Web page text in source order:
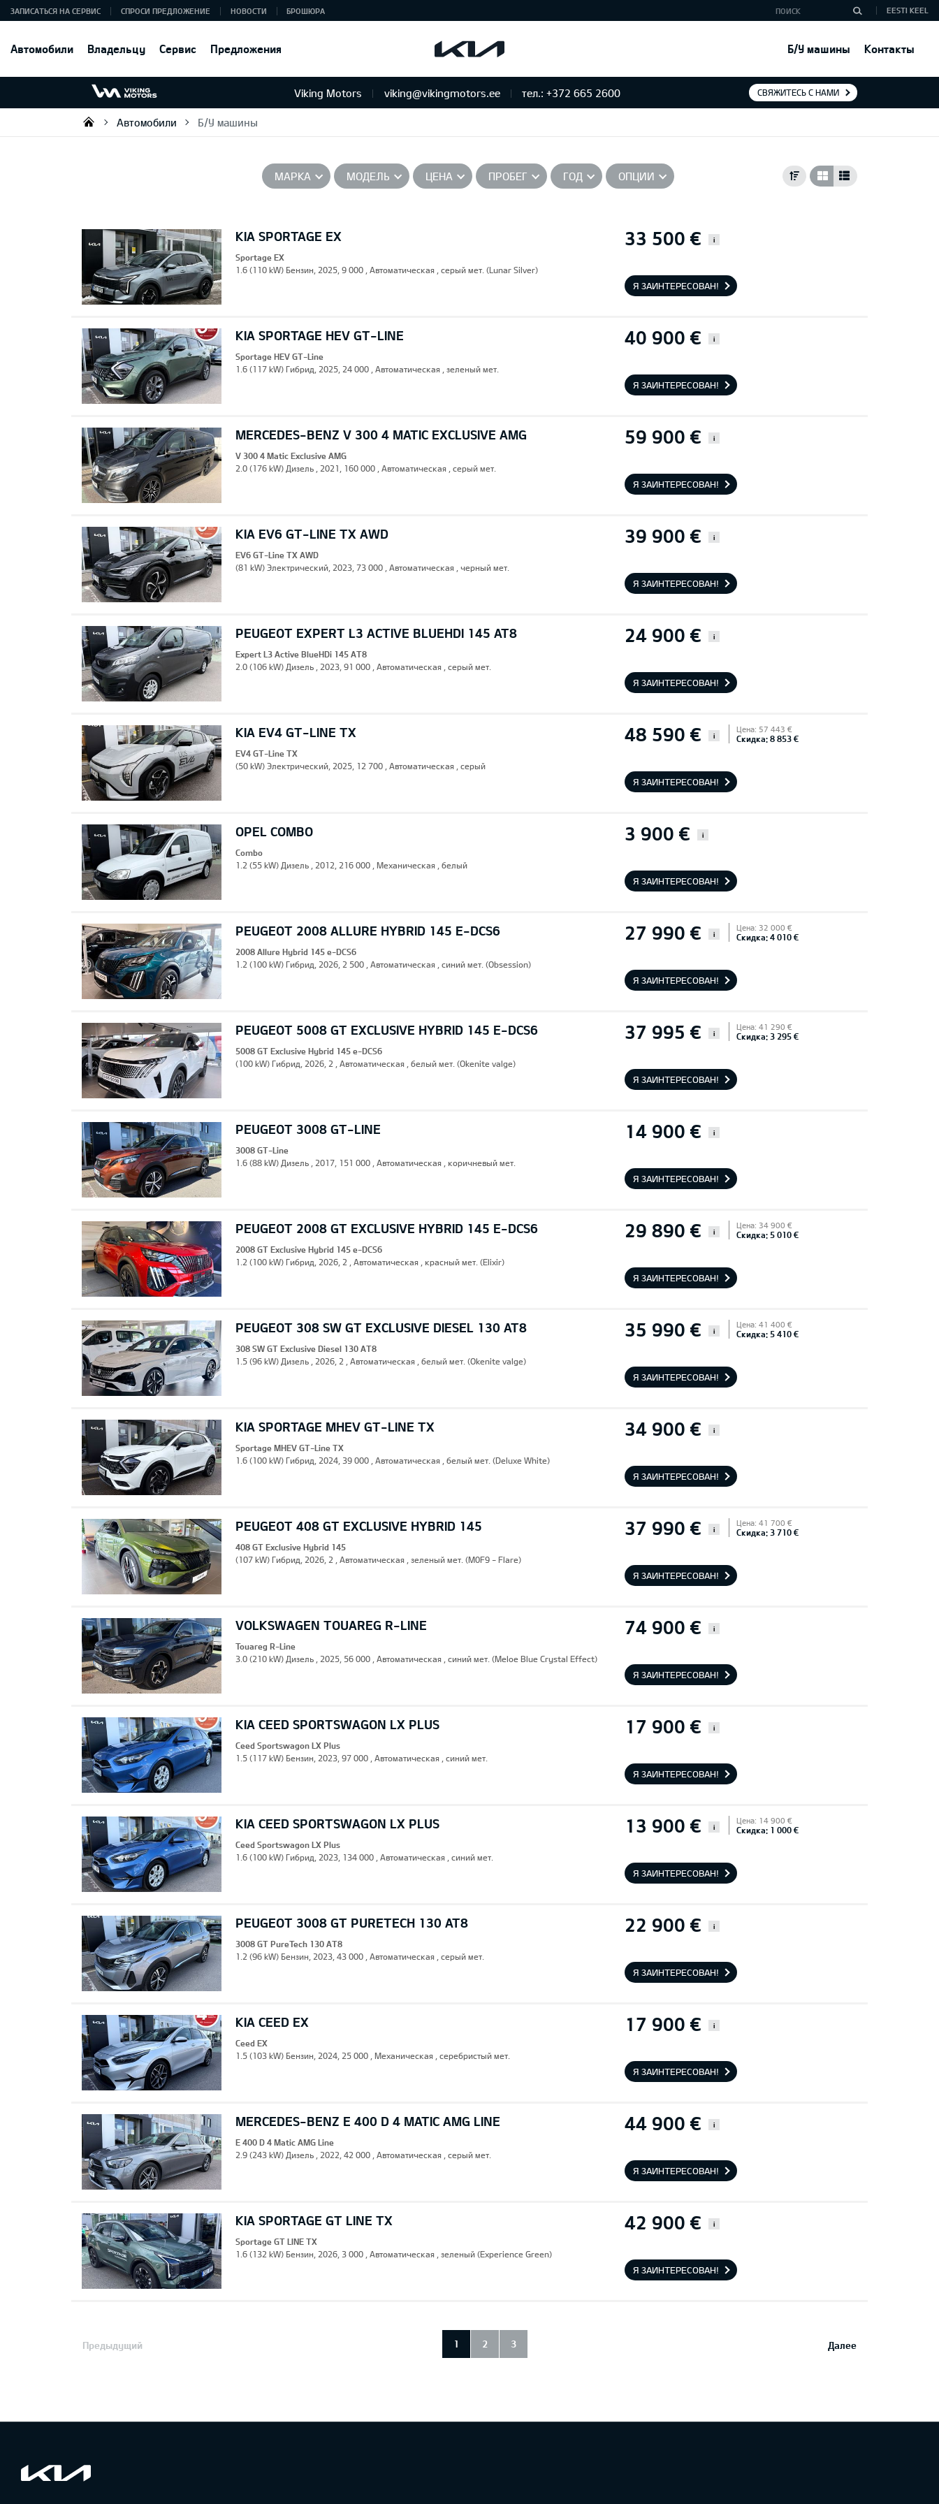
Автомобили Владельцу Сервис Предложения Б/У машины Контакты
ЗАПИСАТЬСЯ НА СЕРВИС СПРОСИ ПРЕДЛОЖЕНИЕ НОВОСТИ БРОШЮРА EESTI KEEL
Viking Motors viking@vikingmotors.ee тел.: +372 665 2600 СВЯЖИТЕСЬ С НАМИ
Viking Motors - Kia продажа, обслуживание и ремонт
Автомобили Б/У машины
МАРКА МОДЕЛЬ ЦЕНА ПРОБЕГ ГОД ОПЦИИ
KIA SPORTAGE EX 33 500 € i
Sportage EX
1.6 (110 kW) Бензин, 2025, 9 000 , Автоматическая , серый мет. (Lunar Silver)
Я ЗАИНТЕРЕСОВАН!
KIA SPORTAGE HEV GT-LINE 40 900 € i
Sportage HEV GT-Line
1.6 (117 kW) Гибрид, 2025, 24 000 , Автоматическая , зеленый мет.
Я ЗАИНТЕРЕСОВАН!
MERCEDES-BENZ V 300 4 MATIC EXCLUSIVE AMG 59 900 € i
V 300 4 Matic Exclusive AMG
2.0 (176 kW) Дизель , 2021, 160 000 , Автоматическая , серый мет.
Я ЗАИНТЕРЕСОВАН!
KIA EV6 GT-LINE TX AWD 39 900 € i
EV6 GT-Line TX AWD
(81 kW) Электрический, 2023, 73 000 , Автоматическая , черный мет.
Я ЗАИНТЕРЕСОВАН!
PEUGEOT EXPERT L3 ACTIVE BLUEHDI 145 AT8 24 900 € i
Expert L3 Active BlueHDi 145 AT8
2.0 (106 kW) Дизель , 2023, 91 000 , Автоматическая , серый мет.
Я ЗАИНТЕРЕСОВАН!
KIA EV4 GT-LINE TX 48 590 € i
Цена: 57 443 €
Скидка: 8 853 €
EV4 GT-Line TX
(50 kW) Электрический, 2025, 12 700 , Автоматическая , серый
Я ЗАИНТЕРЕСОВАН!
OPEL COMBO 3 900 € i
Combo
1.2 (55 kW) Дизель , 2012, 216 000 , Механическая , белый
Я ЗАИНТЕРЕСОВАН!
PEUGEOT 2008 ALLURE HYBRID 145 E-DCS6 27 990 € i
Цена: 32 000 €
Скидка: 4 010 €
2008 Allure Hybrid 145 e-DCS6
1.2 (100 kW) Гибрид, 2026, 2 500 , Автоматическая , синий мет. (Obsession)
Я ЗАИНТЕРЕСОВАН!
PEUGEOT 5008 GT EXCLUSIVE HYBRID 145 E-DCS6 37 995 € i
Цена: 41 290 €
Скидка: 3 295 €
5008 GT Exclusive Hybrid 145 e-DCS6
(100 kW) Гибрид, 2026, 2 , Автоматическая , белый мет. (Okenite valge)
Я ЗАИНТЕРЕСОВАН!
PEUGEOT 3008 GT-LINE 14 900 € i
3008 GT-Line
1.6 (88 kW) Дизель , 2017, 151 000 , Автоматическая , коричневый мет.
Я ЗАИНТЕРЕСОВАН!
PEUGEOT 2008 GT EXCLUSIVE HYBRID 145 E-DCS6 29 890 € i
Цена: 34 900 €
Скидка: 5 010 €
2008 GT Exclusive Hybrid 145 e-DCS6
1.2 (100 kW) Гибрид, 2026, 2 , Автоматическая , красный мет. (Elixir)
Я ЗАИНТЕРЕСОВАН!
PEUGEOT 308 SW GT EXCLUSIVE DIESEL 130 AT8 35 990 € i
Цена: 41 400 €
Скидка: 5 410 €
308 SW GT Exclusive Diesel 130 AT8
1.5 (96 kW) Дизель , 2026, 2 , Автоматическая , белый мет. (Okenite valge)
Я ЗАИНТЕРЕСОВАН!
KIA SPORTAGE MHEV GT-LINE TX 34 900 € i
Sportage MHEV GT-Line TX
1.6 (100 kW) Гибрид, 2024, 39 000 , Автоматическая , белый мет. (Deluxe White)
Я ЗАИНТЕРЕСОВАН!
PEUGEOT 408 GT EXCLUSIVE HYBRID 145 37 990 € i
Цена: 41 700 €
Скидка: 3 710 €
408 GT Exclusive Hybrid 145
(107 kW) Гибрид, 2026, 2 , Автоматическая , зеленый мет. (M0F9 - Flare)
Я ЗАИНТЕРЕСОВАН!
VOLKSWAGEN TOUAREG R-LINE 74 900 € i
Touareg R-Line
3.0 (210 kW) Дизель , 2025, 56 000 , Автоматическая , синий мет. (Meloe Blue Crystal Effect)
Я ЗАИНТЕРЕСОВАН!
KIA CEED SPORTSWAGON LX PLUS 17 900 € i
Ceed Sportswagon LX Plus
1.5 (117 kW) Бензин, 2023, 97 000 , Автоматическая , синий мет.
Я ЗАИНТЕРЕСОВАН!
KIA CEED SPORTSWAGON LX PLUS 13 900 € i
Цена: 14 900 €
Скидка: 1 000 €
Ceed Sportswagon LX Plus
1.6 (100 kW) Гибрид, 2023, 134 000 , Автоматическая , синий мет.
Я ЗАИНТЕРЕСОВАН!
PEUGEOT 3008 GT PURETECH 130 AT8 22 900 € i
3008 GT PureTech 130 AT8
1.2 (96 kW) Бензин, 2023, 43 000 , Автоматическая , серый мет.
Я ЗАИНТЕРЕСОВАН!
KIA CEED EX 17 900 € i
Ceed EX
1.5 (103 kW) Бензин, 2024, 25 000 , Механическая , серебристый мет.
Я ЗАИНТЕРЕСОВАН!
MERCEDES-BENZ E 400 D 4 MATIC AMG LINE 44 900 € i
E 400 D 4 Matic AMG Line
2.9 (243 kW) Дизель , 2022, 42 000 , Автоматическая , серый мет.
Я ЗАИНТЕРЕСОВАН!
KIA SPORTAGE GT LINE TX 42 900 € i
Sportage GT LINE TX
1.6 (132 kW) Бензин, 2026, 3 000 , Автоматическая , зеленый (Experience Green)
Я ЗАИНТЕРЕСОВАН!
Предыдущий Далее
1 2 3